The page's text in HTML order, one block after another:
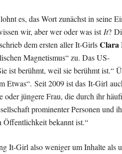
es, das Wort zunächst in seine
wir, aber wer oder was istIt?
dem ersten aller It-GirlsClara
Magnetismus“ zu. Das US-
ist berühmt, weil sie berühmt ist.“
Etwas“. Seit 2009 ist das It-Girl
oder jüngere Frau, die durch ihr
prominenter Personen und
Öffentlichkeit bekannt ist.“
It-Girl also weniger um Inhalte als